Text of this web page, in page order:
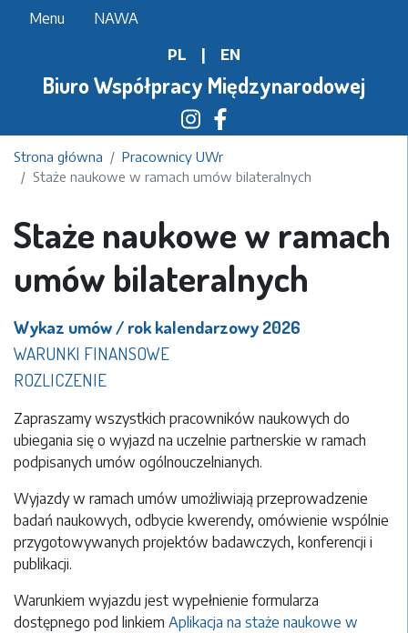
treści
Menu NAWA
Biuro Współpracy Międzynarodowej
PL EN
Strona główna
Pracownicy UWr
Staże naukowe w ramach umów bilateralnych
Staże naukowe w ramach
umów bilateralnych
Wykaz umów / rok kalendarzowy 2026
WARUNKI FINANSOWE
ROZLICZENIE
Zapraszamy wszystkich pracowników naukowych do
ubiegania się o wyjazd na uczelnie partnerskie w ramach
podpisanych umów ogólnouczelnianych.
Wyjazdy w ramach umów umożliwiają przeprowadzenie
badań naukowych, odbycie kwerendy, omówienie wspólnie
przygotowywanych projektów badawczych, konferencji i
publikacji.
Warunkiem wyjazdu jest wypełnienie formularza
dostępnego pod linkiem Aplikacja na staże naukowe w